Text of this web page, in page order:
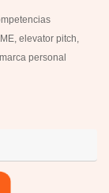
elevator pitch
marca personal